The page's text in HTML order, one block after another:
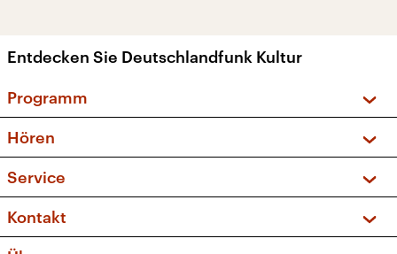
Entdecken Sie Deutschlandfunk Kultur
Programm
Sendungen und Podcasts
Musikliste
Kakadu – Das Kinderprogramm
Hören
Frequenzen (UKW + DAB+)
Service
FAQ
Apps
Kontakt